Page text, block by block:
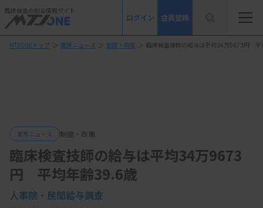
臨床検査の総合情報サイト
ログイン 会員登録
MTJONEトップ ＞ 業界ニュース ＞ 制度・政策 ＞ 臨床検査技師の給与は平均34万9673円 平
業界ニュース 制度・政策
臨床検査技師の給与は平均34万9673
円 平均年齢39.6歳
人事院・民間給与調査